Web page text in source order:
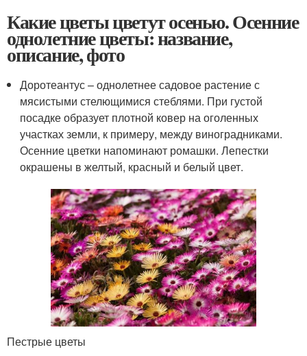
Какие цветы цветут осенью. Осенние
однолетние цветы: название,
описание, фото
Доротеантус – однолетнее садовое растение с
мясистыми стелющимися стеблями. При густой
посадке образует плотной ковер на оголенных
участках земли, к примеру, между виноградниками.
Осенние цветки напоминают ромашки. Лепестки
окрашены в желтый, красный и белый цвет.
Пестрые цветы